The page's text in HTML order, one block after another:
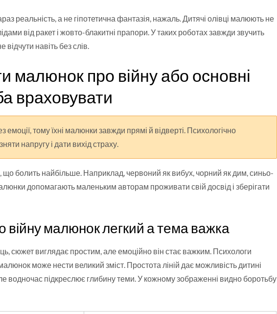
реальність, а не гіпотетична фантазія, нажаль. Дитячі олівці малюють не
від ракет і жовто-блакитні прапори. У таких роботах завжди звучить
навіть без слів.
малюнок про війну або основні
враховувати
емоції, тому їхні малюнки завжди прямі й відверті. Психологічно
напругу і дати вихід страху.
що болить найбільше. Наприклад, червоний як вибух, чорний як дим, синьо-
допомагають маленьким авторам проживати свій досвід і зберігати
війну малюнок легкий а тема важка
сюжет виглядає простим, але емоційно він стає важким. Психологи
може нести великий зміст. Простота ліній дає можливість дитині
водночас підкреслює глибину теми. У кожному зображенні видно боротьбу